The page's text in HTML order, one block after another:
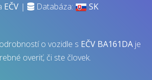
EČV | Databáza: SK
o vozidle s EČV BA161DAje
overiť, či ste človek.